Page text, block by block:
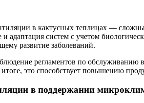
в кактусных теплицах —
адаптация систем с учетом
развитие заболеваний.
регламентов по обслуживанию
это способствует повышению
в поддержании